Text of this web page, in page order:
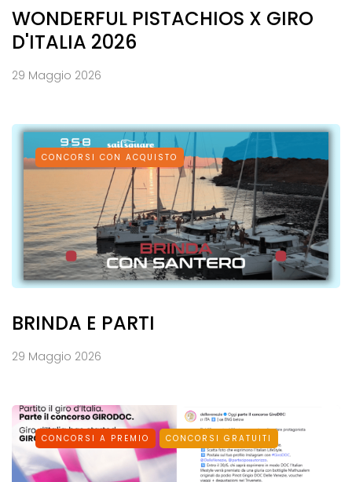
WONDERFUL PISTACHIOS X GIRO
D'ITALIA 2026
29 Maggio 2026
CONCORSI CON ACQUISTO
BRINDA E PARTI
29 Maggio 2026
CONCORSI A PREMIO CONCORSI GRATUITI